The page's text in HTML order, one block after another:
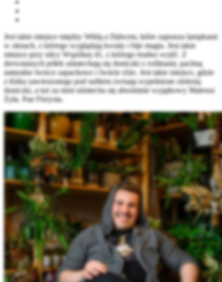
Jest takie miejsce między Wildą a Dębcem, które zaprasza lampkami
w oknach, z którego wyglądają kwiaty i bije magia. Jest takie
miejsce przy ulicy Wspólnej 41, z którego trudno wyjść. Z
drewnianych półek uśmiechają się doniczki z roślinami, pachną
naturalne świece zapachowe i świeże róże. Jest takie miejsce, gdzie
z łóżka zawieszonego pod sufitem zwisają wypełnione zielenią
doniczki, a tuż za nimi uśmiecha się absolutnie wyjątkowy Mateusz
Żyła. Pan Florysta.